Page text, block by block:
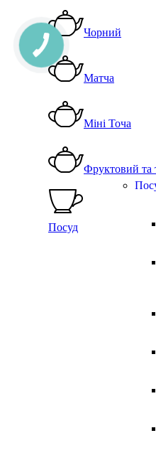
Чорний
Матча
Міні Точа
Фруктовий та
Посуд